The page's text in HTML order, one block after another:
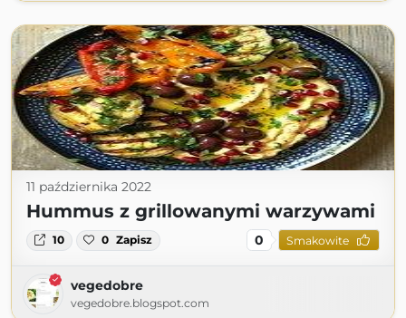
11 października 2022
Hummus z grillowanymi warzywami
10 0 Zapisz 0 Smakowite
vegedobre
vegedobre.blogspot.com